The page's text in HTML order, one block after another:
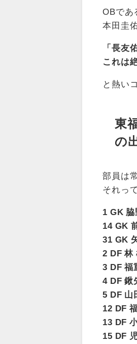
OBであ
本田圭
「長友
これは
と熱い
東
の
部員は
それっ
1 GK
14 GK
31 GK
2 DF 林
3 DF 福
4 DF 鍬
5 DF 山
12 DF
13 DF
15 DF